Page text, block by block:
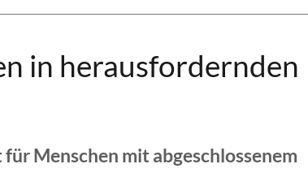
in herausfordernden
Menschen mit abgeschlossenem